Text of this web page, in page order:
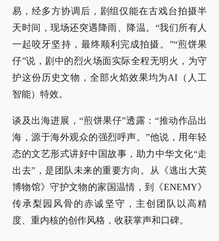
易，经多方协调后，剧组仅能在古戏台拍摄半
天时间，现场还突遇降雨、降温。“我们所有人
一起咬牙坚持，最终顺利完成拍摄。”“煎饼果
仔”说，剧中的烈火场面实际全程无明火，为守
护这份历史文物，全部火焰效果均为AI（人工
智能）特效。
谈及出海进展，“煎饼果仔”透露：“推动作品出
海，源于海外观众的强烈呼声。”他说，用年轻
态的文艺形式讲好中国故事，助力中华文化“走
出去”，是团队未来的重要方向。从《逃出大英
博物馆》守护文物的家国温情，到《ENEMY》
传承梨园风骨的赤诚坚守，主创团队以高精
度、重内核的创作风格，收获掌声和口碑。